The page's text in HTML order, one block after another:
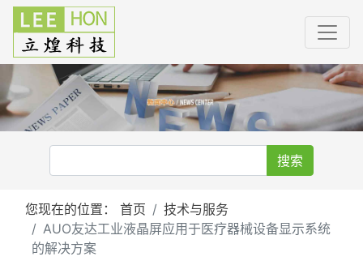
搜索
您现在的位置： 首页
技术与服务
AUO友达工业液晶屏应用于医疗器械设备显示系统
的解决方案